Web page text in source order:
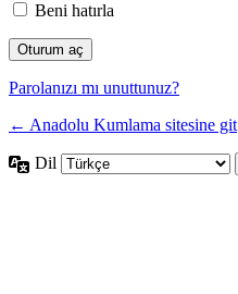
Beni hatırla
Parolanızı mı unuttunuz?
← Anadolu Kumlama sitesine git
Dil